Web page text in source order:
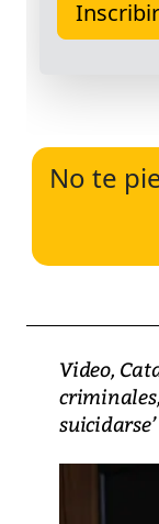
No te
Video,
suicidarse’